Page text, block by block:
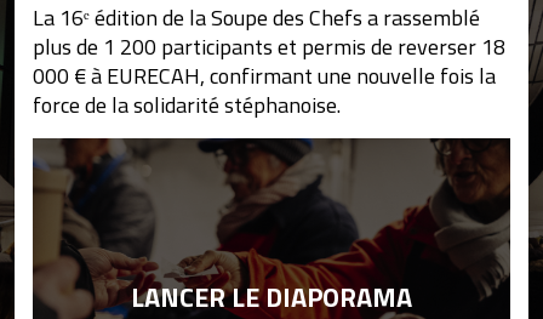
La 16ᵉ édition de la Soupe des Chefs a rassemblé
plus de 1 200 participants et permis de reverser 18
000 € à EURECAH, confirmant une nouvelle fois la
force de la solidarité stéphanoise.
LANCER LE DIAPORAMA